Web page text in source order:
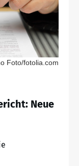
Foto/fotolia.com
Neue